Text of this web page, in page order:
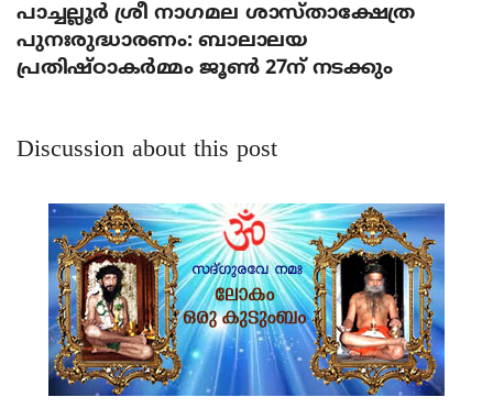
പാച്ചല്ലൂര്‍ ശ്രീ നാഗമല ശാസ്താക്ഷേത്ര
പുനഃരുദ്ധാരണം: ബാലാലയ
പ്രതിഷ്ഠാകര്‍മ്മം ജൂണ്‍ 27ന് നടക്കും
Discussion about this post